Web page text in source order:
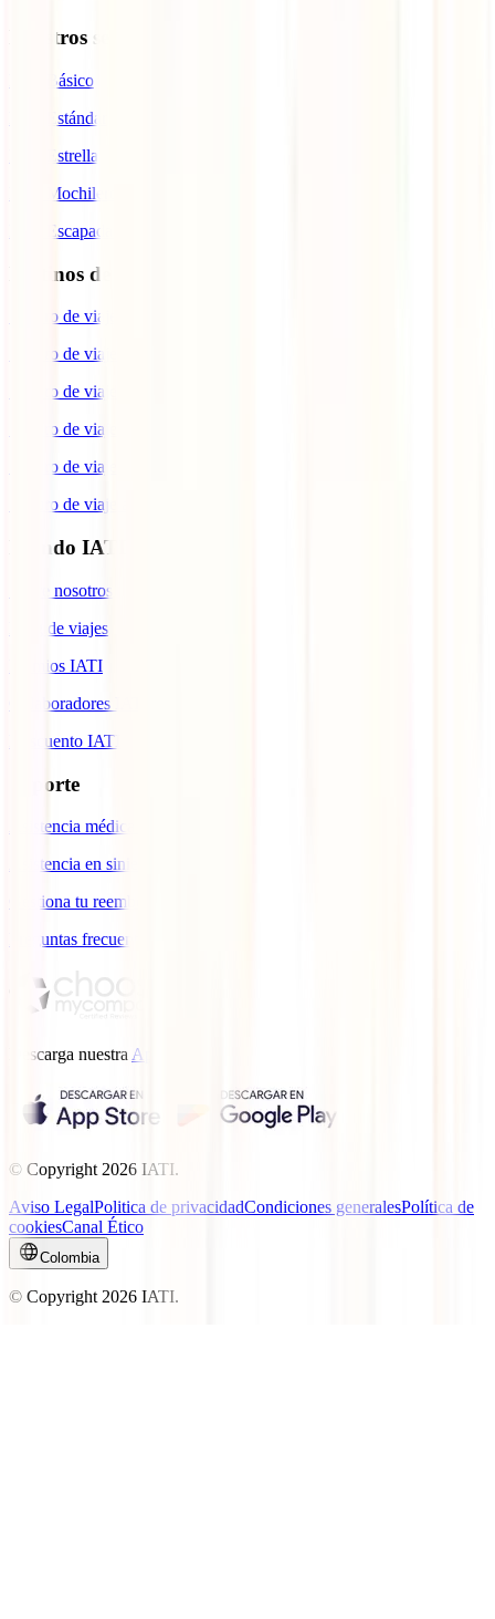
Nuestros seguros
IATI Básico
IATI Estándar
IATI Estrella
IATI Mochilero
IATI Escapadas
Destinos de interés
Seguro de viaje a España
Seguro de viaje a Europa
Seguro de viaje a Suiza
Seguro de viaje a Estados Unidos
Seguro de viaje para Brasil
Seguro de viaje a Cuba
Mundo IATI
Sobre nosotros
Blog de viajes
Premios IATI
Colaboradores IATI
Descuento IATI
Soporte
Asistencia médica en viajes
Asistencia en siniestros
Gestiona tu reembolso
Preguntas frecuentes
Descarga nuestra App.
© Copyright 2026 IATI.
Aviso LegalPolitica de privacidadCondiciones generalesPolítica de
cookiesCanal Ético
Colombia
© Copyright 2026 IATI.